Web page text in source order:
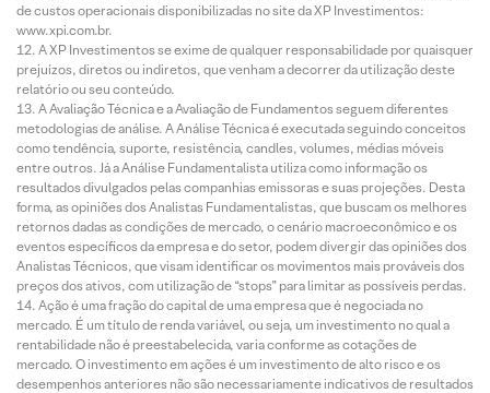
de custos operacionais disponibilizadas no site da XP Investimentos:
www.xpi.com.br.
A XP Investimentos se exime de qualquer responsabilidade por quaisquer
prejuízos, diretos ou indiretos, que venham a decorrer da utilização deste
relatório ou seu conteúdo.
A Avaliação Técnica e a Avaliação de Fundamentos seguem diferentes
metodologias de análise. A Análise Técnica é executada seguindo conceitos
como tendência, suporte, resistência, candles, volumes, médias móveis
entre outros. Já a Análise Fundamentalista utiliza como informação os
resultados divulgados pelas companhias emissoras e suas projeções. Desta
forma, as opiniões dos Analistas Fundamentalistas, que buscam os melhores
retornos dadas as condições de mercado, o cenário macroeconômico e os
eventos específicos da empresa e do setor, podem divergir das opiniões dos
Analistas Técnicos, que visam identificar os movimentos mais prováveis dos
preços dos ativos, com utilização de “stops” para limitar as possíveis perdas.
Ação é uma fração do capital de uma empresa que é negociada no
mercado. É um título de renda variável, ou seja, um investimento no qual a
rentabilidade não é preestabelecida, varia conforme as cotações de
mercado. O investimento em ações é um investimento de alto risco e os
desempenhos anteriores não são necessariamente indicativos de resultados